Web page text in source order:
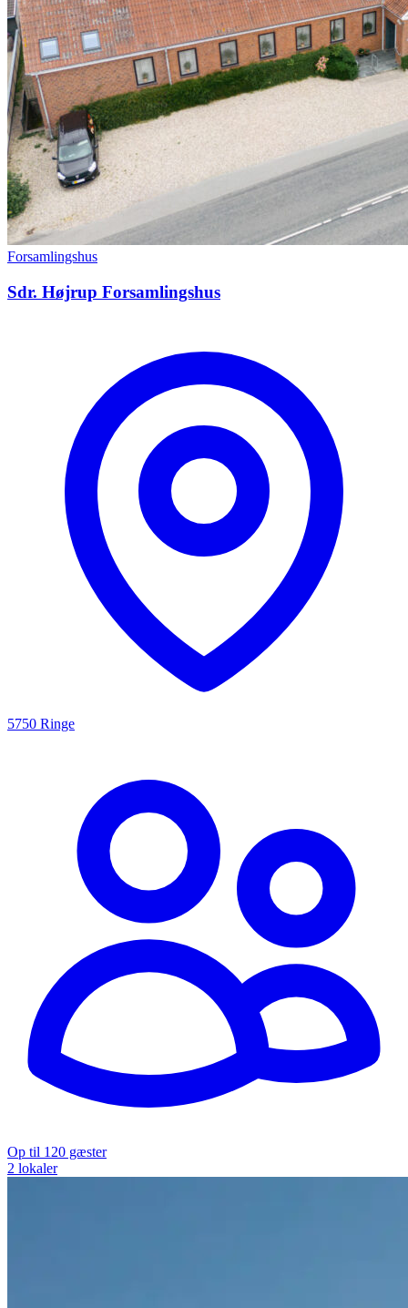
Forsamlingshus
Sdr. Højrup Forsamlingshus
5750 Ringe
Op til 120 gæster
2 lokaler